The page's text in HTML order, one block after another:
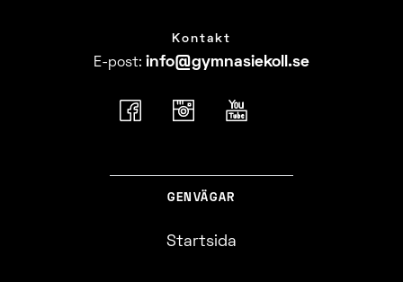
Kontakt
E-post: info@​gymnasiekoll.se
GENVÄGAR
Startsida